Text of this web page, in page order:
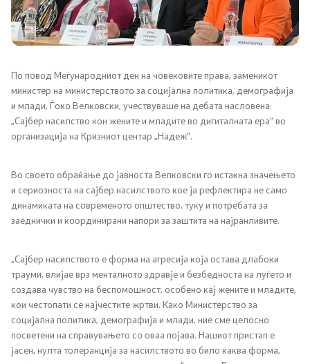
Односи со јавност
Медија центар
Слободен пристап до информации
Финансиска транспарентност
Огласи
Социјална и детска заштита
Социјална политика и заштита
Заштита на децата и семејството
По повод Меѓународниот ден на човековите права, заменикот
министер на министерството за социјална политика, демографија
и млади, Ѓоко Велковски, учествуваше на дебата насловена:
„Сајбер насилство кон жените и младите во дигиталната ера“ во
организација на Кризниот центар „Надеж".
Во своето обраќање до јавноста Велковски го истакна значењето
и сериозноста на сајбер насилството кое ја рефлектира не само
динамиката на современото општество, туку и потребата за
заеднички и координирани напори за заштита на најранливите.
„Сајбер насилството е форма на агресија која остава длабоки
трауми, влијае врз менталното здравје и безбедноста на луѓето и
создава чувство на беспомошност, особено кај жените и младите,
кои честопати се најчестите жртви. Како Министерство за
социјална политика, демографија и млади, ние сме целосно
посветени на справувањето со оваа појава. Нашиот пристап е
јасен, нулта толеранција за насилството во било каква форма,